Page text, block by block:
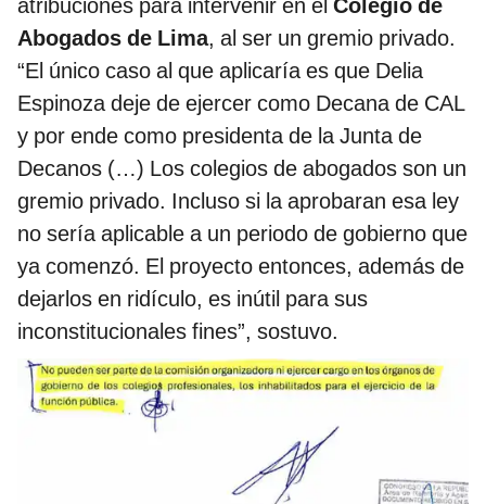
atribuciones para intervenir en el Colegio de
Abogados de Lima, al ser un gremio privado.
“El único caso al que aplicaría es que Delia
Espinoza deje de ejercer como Decana de CAL
y por ende como presidenta de la Junta de
Decanos (…) Los colegios de abogados son un
gremio privado. Incluso si la aprobaran esa ley
no sería aplicable a un periodo de gobierno que
ya comenzó. El proyecto entonces, además de
dejarlos en ridículo, es inútil para sus
inconstitucionales fines”, sostuvo.